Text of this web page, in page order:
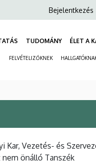
Anonim
fiók
Bejelentkezés
TUDOMÁNY ÉLET A
FELVÉTELIZŐKNEK
Kar, Vezetés- és
önálló Tanszék